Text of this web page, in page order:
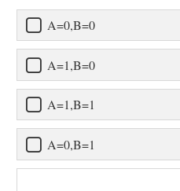
A=0,B=0
A=1,B=0
A=1,B=1
A=0,B=1